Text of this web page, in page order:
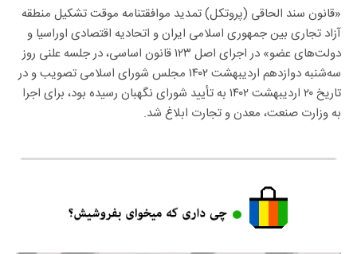
«قانون سند الحاقی (پروتکل) تمدید موافقتنامه موقت تشکیل منطقه
آزاد تجاری بین جمهوری اسلامی ایران و اتحادیه اقتصادی اوراسیا و
دولت‌های عضو» در اجرای اصل ۱۲۳ قانون اساسی، در جلسه علنی روز
سه‌شنبه دوازدهم اردیبهشت ۱۴۰۲ مجلس شورای اسلامی تصویب و در
تاریخ ۲۰ اردیبهشت ۱۴۰۲ به تأیید شورای نگهبان رسیده بود، برای اجرا
به وزارت صنعت، معدن و تجارت ابلاغ شد.